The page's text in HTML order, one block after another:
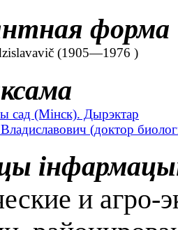
форма
(1905—1976 )
сад (Мінск). Дырэктар
(доктор
и агро-